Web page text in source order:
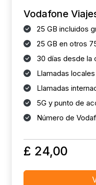
Vodafone
25 GB incluidos
25 GB en otros
30 días desde la
Llamadas
Llamadas
5G y punto de
Número de
£ 24,00